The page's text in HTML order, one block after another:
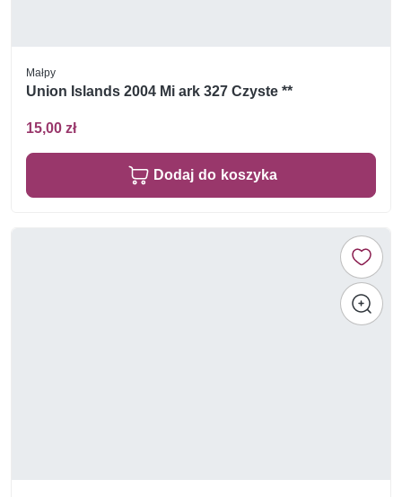
Małpy
Union Islands 2004 Mi ark 327 Czyste **
15,00 zł
Dodaj do koszyka